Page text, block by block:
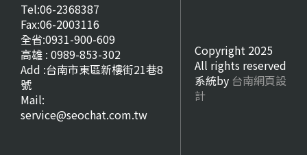
Tel:06-2368387
Fax:06-2003116
全省:0931-900-609
高雄 : 0989-853-302
Add :台南市東區新樓街21巷8
號
Mail:
service@seochat.com.tw
Copyright 2025
All rights reserved
系統by 台南網頁設
計